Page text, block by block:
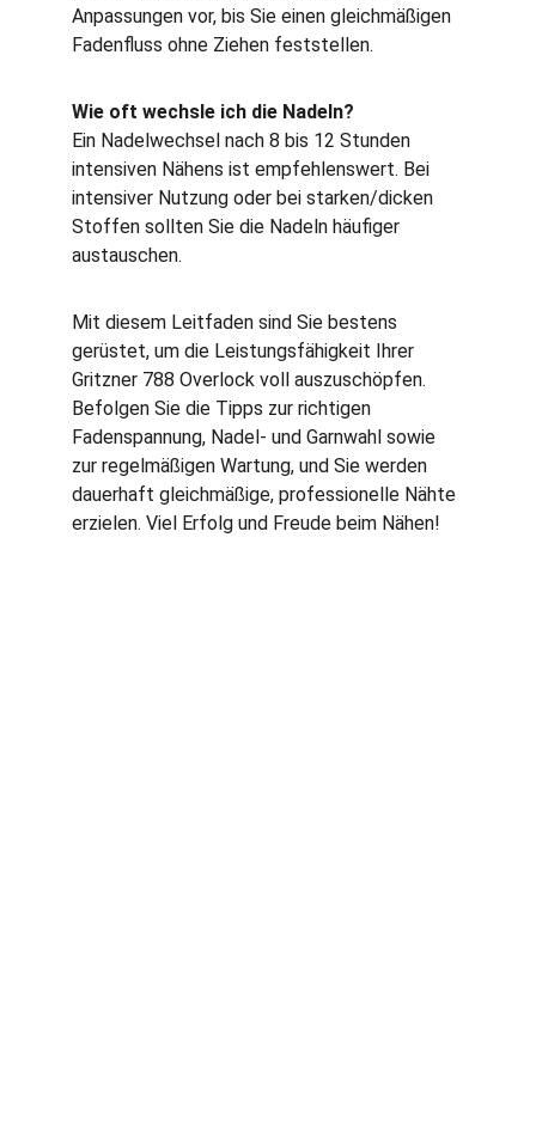
Anpassungen vor, bis Sie einen gleichmäßigen
Fadenfluss ohne Ziehen feststellen.
Wie oft wechsle ich die Nadeln?
Ein Nadelwechsel nach 8 bis 12 Stunden
intensiven Nähens ist empfehlenswert. Bei
intensiver Nutzung oder bei starken/dicken
Stoffen sollten Sie die Nadeln häufiger
austauschen.
Mit diesem Leitfaden sind Sie bestens
gerüstet, um die Leistungsfähigkeit Ihrer
Gritzner 788 Overlock voll auszuschöpfen.
Befolgen Sie die Tipps zur richtigen
Fadenspannung, Nadel‑ und Garnwahl sowie
zur regelmäßigen Wartung, und Sie werden
dauerhaft gleichmäßige, professionelle Nähte
erzielen. Viel Erfolg und Freude beim Nähen!